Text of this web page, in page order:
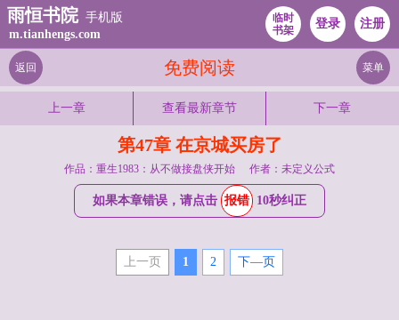
雨恒书院 手机版
m.tianhengs.com
临时
书架
登录 注册
免费阅读
返回 菜单
上一章 查看最新章节 下一章
第47章 在京城买房了
作品：重生1983：从不做接盘侠开始 作者：未定义公式
如果本章错误，请点击 报错 10秒纠正
上一页 1 2 下—页